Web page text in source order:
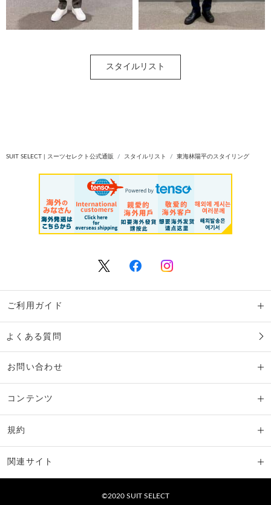
スタイルリスト
SUIT SELECT | スーツセレクト公式通販 スタイルリスト 東海林陽平のスタイリング
ご利用ガイド
よくある質問
お問い合わせ
コンテンツ
規約
関連サイト
©2020 SUIT SELECT